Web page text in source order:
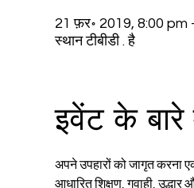
21 फ़र॰ 2019, 8:00 pm
स्थान टीबीडी . है
इवेंट के बारे
अपने उपहारों को जागृत करना
आधारित शिक्षण, गवाही,